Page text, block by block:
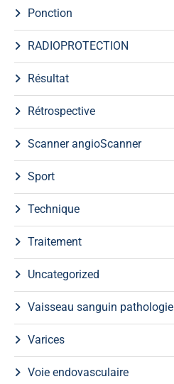
Ponction
RADIOPROTECTION
Résultat
Rétrospective
Scanner angioScanner
Sport
Technique
Traitement
Uncategorized
Vaisseau sanguin pathologie
Varices
Voie endovasculaire